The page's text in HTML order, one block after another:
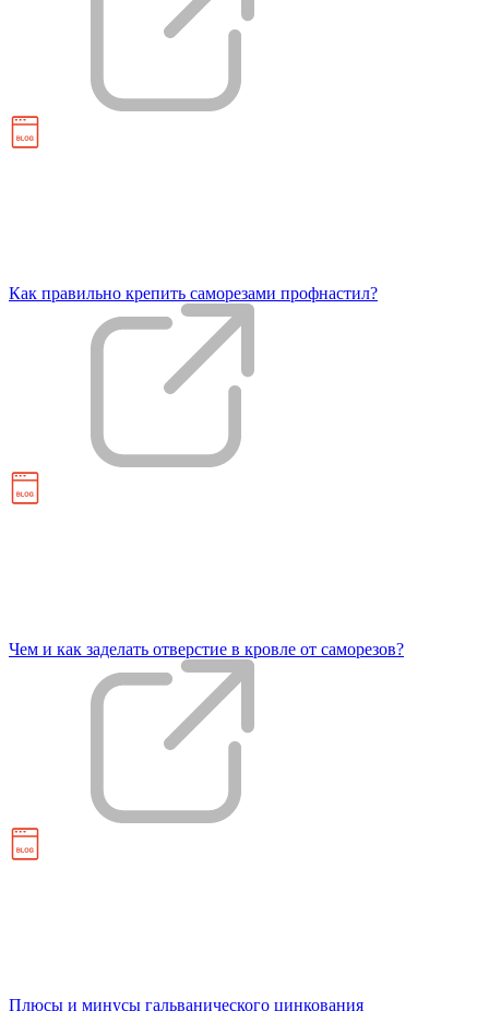
Как правильно крепить саморезами профнастил?
Чем и как заделать отверстие в кровле от саморезов?
Плюсы и минусы гальванического цинкования